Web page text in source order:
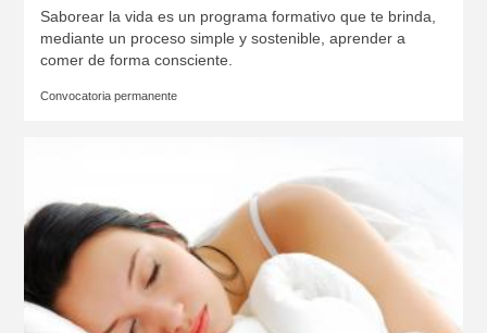
Saborear la vida es un programa formativo que te brinda,
mediante un proceso simple y sostenible, aprender a
comer de forma consciente.
Convocatoria permanente